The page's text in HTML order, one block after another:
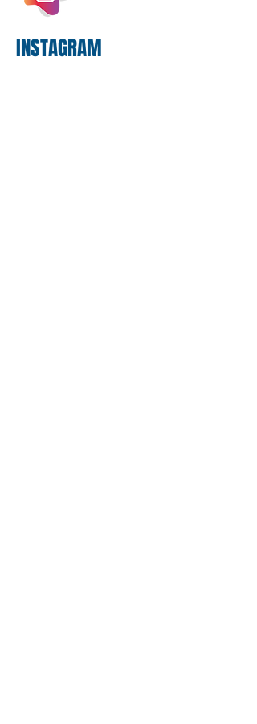
proposta
INSTAGRAM